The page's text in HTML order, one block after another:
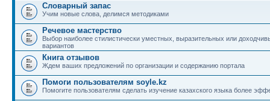
Словарный запас
Учим новые слова, делимся методиками
Речевое мастерство
Выбор наиболее стилистически уместных, выразительных или
вариантов
Книга отзывов
Ждем ваших предложений по организации и содержанию портала
Помоги пользователям soyle.kz
Помогите пользователям сделать изучение казахского языка более